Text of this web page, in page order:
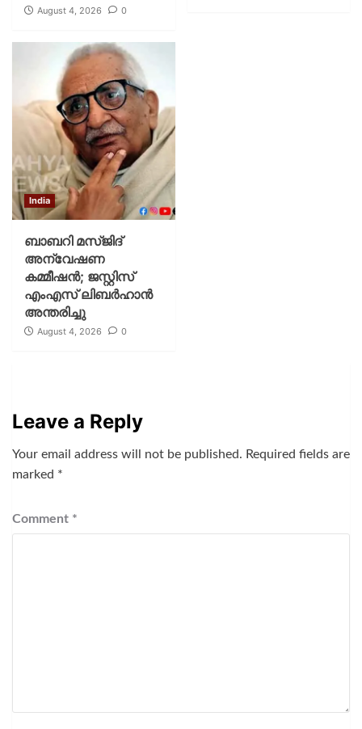
August 4, 2026 0
India
ബാബറി മസ്ജിദ്
അന്വേഷണ
കമ്മീഷന്‍; ജസ്റ്റിസ്
എംഎസ് ലിബര്‍ഹാന്‍
അന്തരിച്ചു
August 4, 2026 0
Leave a Reply
Your email address will not be published. Required fields are
marked *
Comment *